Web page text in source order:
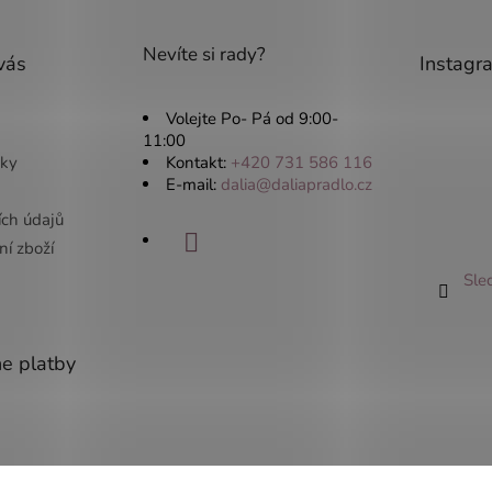
údajů
zboží
Nevíte si rady?
Volejte Po- Pá od 9:00-
11:00
Kontakt: +420 731 586 116
E-mail: dalia@daliapradlo.cz
platby